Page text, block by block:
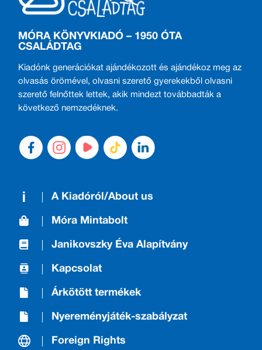
MÓRA KÖNYVKIADÓ – 1950 ÓTA
CSALÁDTAG
Kiadónk generációkat ajándékozott és ajándékoz meg az
olvasás örömével, olvasni szerető gyerekekből olvasni
szerető felnőttek lettek, akik mindezt továbbadták a
következő nemzedéknek.
A Kiadóról/About us
Móra Mintabolt
Janikovszky Éva Alapítvány
Kapcsolat
Árkötött termékek
Nyereményjáték-szabályzat
Foreign Rights